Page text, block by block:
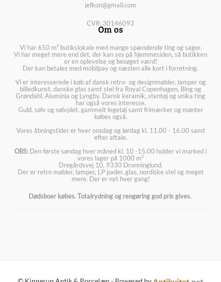
jefkon@gmail.com
CVR: 30146093
Om os
Vi har 650 m² butikslokale med mange spændende ting og sager.
Vi har meget mere end det, der kan ses på hjemmesiden, så butikken
er en oplevelse og besøget værd!
Der kan betales med mobilpay og næsten alle kort i forretning.
Vi er interesserede i køb af dansk retro- og designmøbler, lamper og
billedkunst, danske glas samt stel fra Royal Copenhagen, Bing og
Grøndahl, Aluminia og Lyngby. Dansk keramik, stentøj og unika ting
har også vores interesse.
Guld, sølv og sølvplet, gammelt legetøj samt frimærker og mønter
købes også.
Vores åbningstider er hver onsdag og lørdag kl. 11.00 - 16.00 samt
efter aftale.
OBS: Den første søndag hver måned kl. 10 -15.00 holder vi marked i
vores lager på 1000 m²
Dregårdsvej 10, 9330 Dronninglund.
Der er retro møbler, lamper, LP pader, glas, nordiske stel og meget
mere. Der er nyt hver gang!
Dødsboer købes. Totalrydning og rengøring god pris gives.